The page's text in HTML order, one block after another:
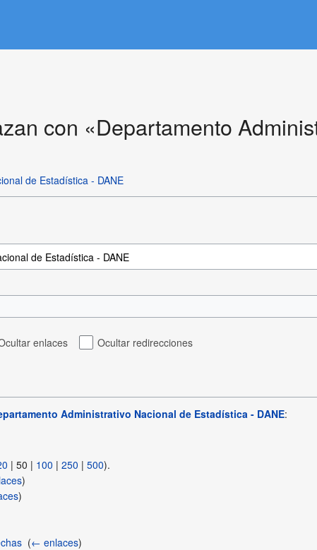
con «Departamento
de Estadística - DANE
enlaces Ocultar redirecciones
Administrativo Nacional de Estadística - DANE:
|50 | 100 |250 |500).
)
)
‎ (← enlaces)